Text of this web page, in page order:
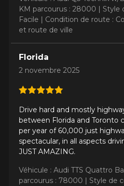
KM parcourus : 28000 | Style
Facile | Condition de route :
et route de ville
Florida
2 novembre 2025
Drive hard and mostly
between Florida and Toronto
per year of 60,000 just
spectacular, in all aspects
JUST AMAZING.
Véhicule : Audi TTS Quattro
parcourus : 78000 | Style de